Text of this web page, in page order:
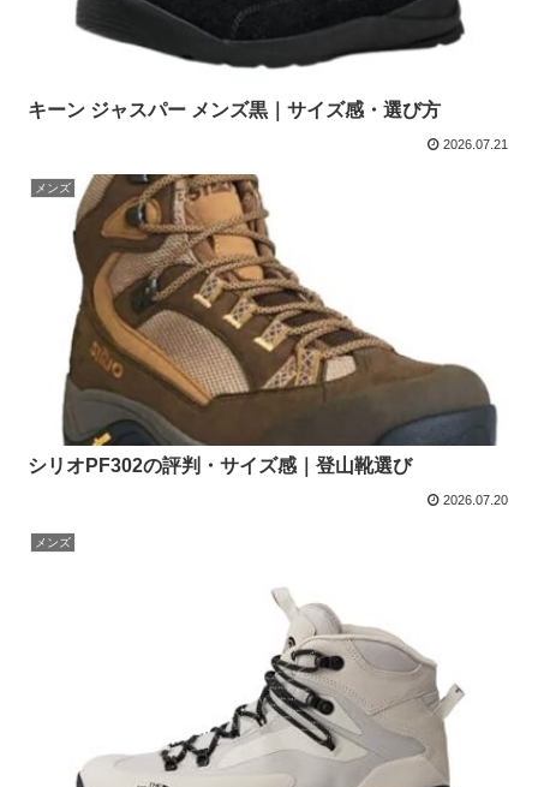
キーン ジャスパー メンズ黒｜サイズ感・選び方
2026.07.21
メンズ
シリオPF302の評判・サイズ感｜登山靴選び
2026.07.20
メンズ